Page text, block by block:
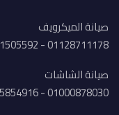
صيانة الميكرويف
01128711178 - 01111505592
صيانة الشاشات
01000878030 - 01225854916